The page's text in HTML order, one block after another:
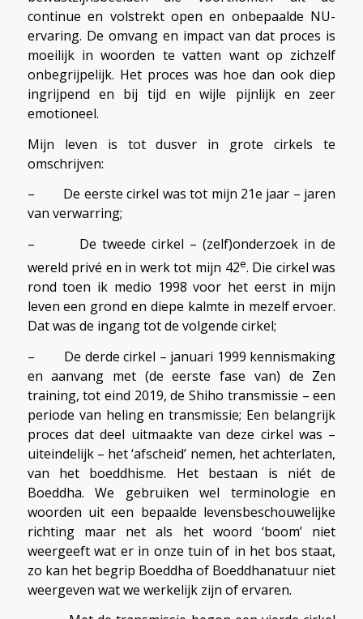
continue en volstrekt open en onbepaalde NU-
ervaring. De omvang en impact van dat proces is
moeilijk in woorden te vatten want op zichzelf
onbegrijpelijk. Het proces was hoe dan ook diep
ingrijpend en bij tijd en wijle pijnlijk en zeer
emotioneel.
Mijn leven is tot dusver in grote cirkels te
omschrijven:
– De eerste cirkel was tot mijn 21e jaar – jaren
van verwarring;
– De tweede cirkel – (zelf)onderzoek in de
wereld privé en in werk tot mijn 42e. Die cirkel was
rond toen ik medio 1998 voor het eerst in mijn
leven een grond en diepe kalmte in mezelf ervoer.
Dat was de ingang tot de volgende cirkel;
– De derde cirkel – januari 1999 kennismaking
en aanvang met (de eerste fase van) de Zen
training, tot eind 2019, de Shiho transmissie – een
periode van heling en transmissie; Een belangrijk
proces dat deel uitmaakte van deze cirkel was –
uiteindelijk – het ‘afscheid’ nemen, het achterlaten,
van het boeddhisme. Het bestaan is niét de
Boeddha. We gebruiken wel terminologie en
woorden uit een bepaalde levensbeschouwelijke
richting maar net als het woord ‘boom’ niet
weergeeft wat er in onze tuin of in het bos staat,
zo kan het begrip Boeddha of Boeddhanatuur niet
weergeven wat we werkelijk zijn of ervaren.